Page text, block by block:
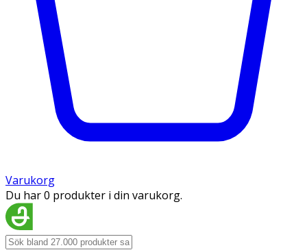
Varukorg
Du har 0 produkter i din varukorg.